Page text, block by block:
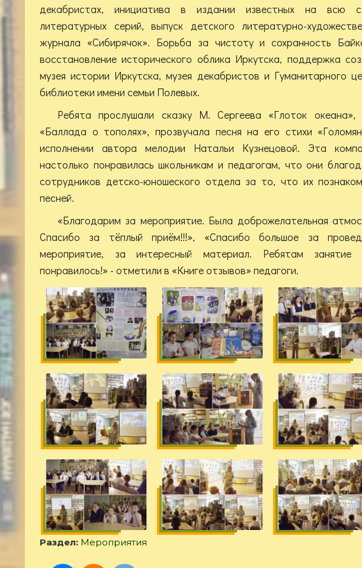
декабристах, инициатива в издании известных на всю
литературных серий, выпуск детского литературно-
журнала «Сибирячок». Борьба за чистоту и сохранность
восстановление исторического облика Иркутска, поддержка
музея истории Иркутска, музея декабристов и Гуманитарного
библиотеки имени семьи Полевых.
Ребята прослушали сказку М. Сергеева «Глоток океана»,
«Баллада о тополях», прозвучала песня на его стихи
исполнении автора мелодии Натальи Кузнецовой. Эта
настолько понравилась школьникам и педагогам, что они
сотрудников детско-юношеского отдела за то, что их
песней.
«Благодарим за мероприятие. Была доброжелательная
Спасибо за тёплый приём!!!», «Спасибо большое за
мероприятие, за интересный материал. Ребятам занятие
понравилось!» - отметили в «Книге отзывов» педагоги.
Раздел: Мероприятия